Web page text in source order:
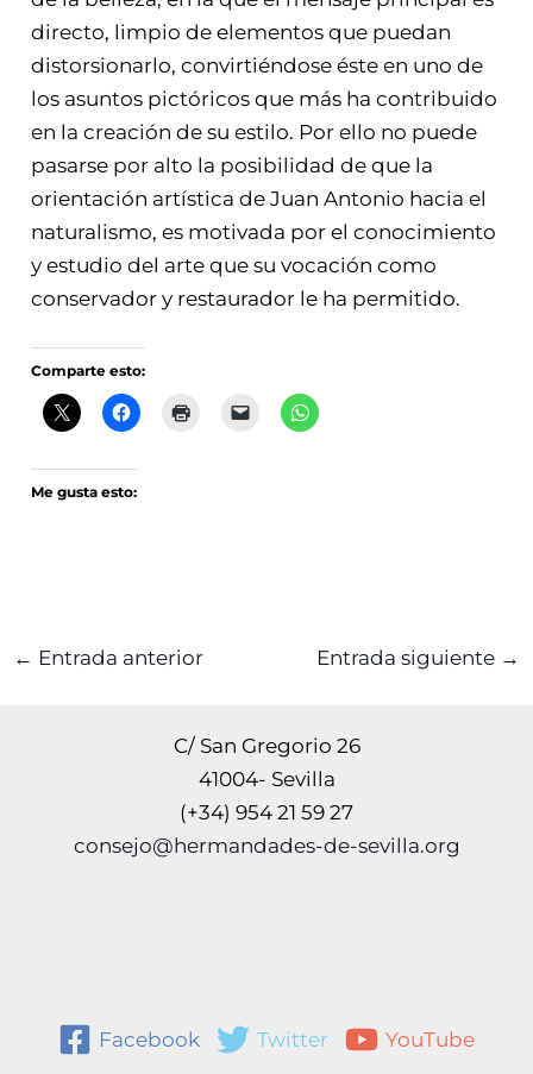
directo, limpio de elementos que puedan
distorsionarlo, convirtiéndose éste en uno de
los asuntos pictóricos que más ha contribuido
en la creación de su estilo. Por ello no puede
pasarse por alto la posibilidad de que la
orientación artística de Juan Antonio hacia el
naturalismo, es motivada por el conocimiento
y estudio del arte que su vocación como
conservador y restaurador le ha permitido.
Comparte esto:
Me gusta esto:
← Entrada anterior Entrada siguiente →
C/ San Gregorio 26
41004- Sevilla
(+34) 954 21 59 27
consejo@hermandades-de-sevilla.org
Facebook Twitter YouTube